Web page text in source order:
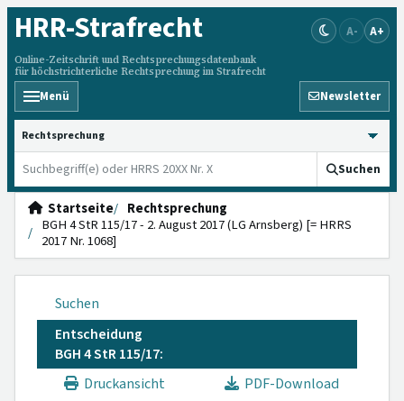
HRR-Strafrecht
Online-Zeitschrift und Rechtsprechungsdatenbank
für höchstrichterliche Rechtsprechung im Strafrecht
A- A+
Menü Newsletter
HRRS durchsuchen
Suchen
Startseite
Rechtsprechung
BGH 4 StR 115/17 - 2. August 2017 (LG Arnsberg) [= HRRS
2017 Nr. 1068]
Suchen
Entscheidung
BGH 4 StR 115/17:
Druckansicht
PDF-Download